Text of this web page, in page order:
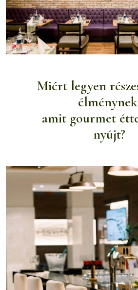
Miért legyen
amit gourmet
nyújt?